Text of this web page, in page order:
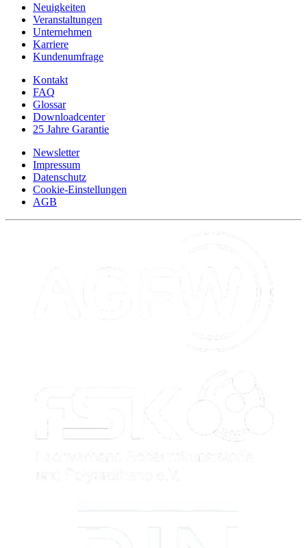
Neuigkeiten
Veranstaltungen
Unternehmen
Karriere
Kundenumfrage
Kontakt
FAQ
Glossar
Downloadcenter
25 Jahre Garantie
Newsletter
Impressum
Datenschutz
Cookie-Einstellungen
AGB